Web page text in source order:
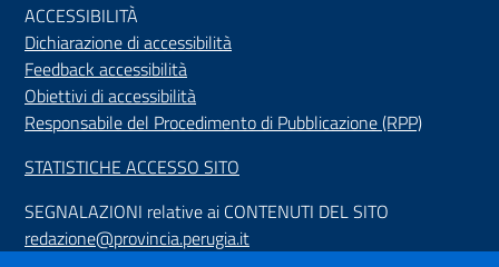
ACCESSIBILITÀ
Dichiarazione di accessibilità
Feedback accessibilità
Obiettivi di accessibilità
Responsabile del Procedimento di Pubblicazione (RPP)
STATISTICHE ACCESSO SITO
SEGNALAZIONI relative ai CONTENUTI DEL SITO
redazione@provincia.perugia.it